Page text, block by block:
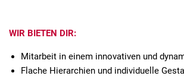
WIR BIETEN DIR:
Mitarbeit in einem innovativen und
Flache Hierarchien und individuelle